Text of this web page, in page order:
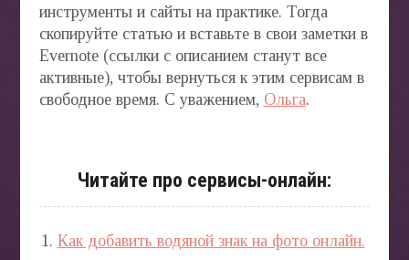
инструменты и сайты на практике. Тогда
скопируйте статью и вставьте в свои заметки в
Evernote (ссылки с описанием станут все
активные), чтобы вернуться к этим сервисам в
свободное время. С уважением, Ольга.
Читайте про сервисы-онлайн:
Как добавить водяной знак на фото онлайн.